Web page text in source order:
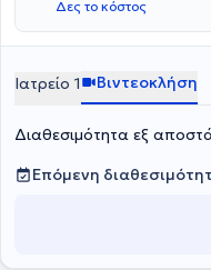
του Ελληνικού Ιδρύματος
Δες το κόστος
Ιατρείο 1 Βιντεοκλήση
Διαθεσιμότητα εξ
Επόμενη